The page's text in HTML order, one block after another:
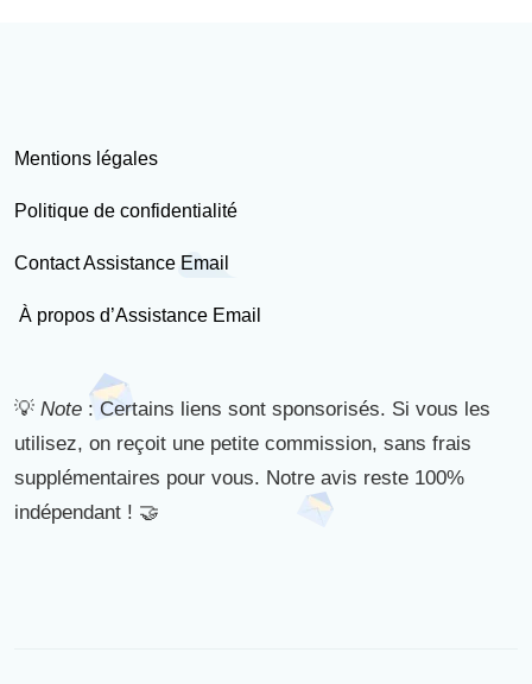
Mentions légales
Politique de confidentialité
Contact Assistance Email
À propos d’Assistance Email
💡 Note : Certains liens sont sponsorisés. Si vous les
utilisez, on reçoit une petite commission, sans frais
supplémentaires pour vous. Notre avis reste 100%
indépendant ! 🤝